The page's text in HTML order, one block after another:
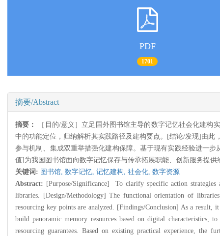
PDF
1701
摘要/Abstract
摘要：
［目的/意义］立足国外图书馆主导的数字记忆社会化建
中的功能定位，归纳解析其实践路径及建构要点。[结论/发现]由
参与机制、集成双重举措强化建构保障。基于现有实践经验进一
值]为我国图书馆面向数字记忆保存与传承拓展职能、创新服务提
关键词: 图书馆, 数字记忆, 记忆建构, 社会化, 数字资源
Abstract: [Purpose/Significance] To clarify specific action
libraries. [Design/Methodology] The functional orientation of
resourcing key points are analyzed. [Findings/Conclusion] As a result,
build panoramic memory resources based on digital characteristics,
resourcing guarantees. Based on existing practical experience, the